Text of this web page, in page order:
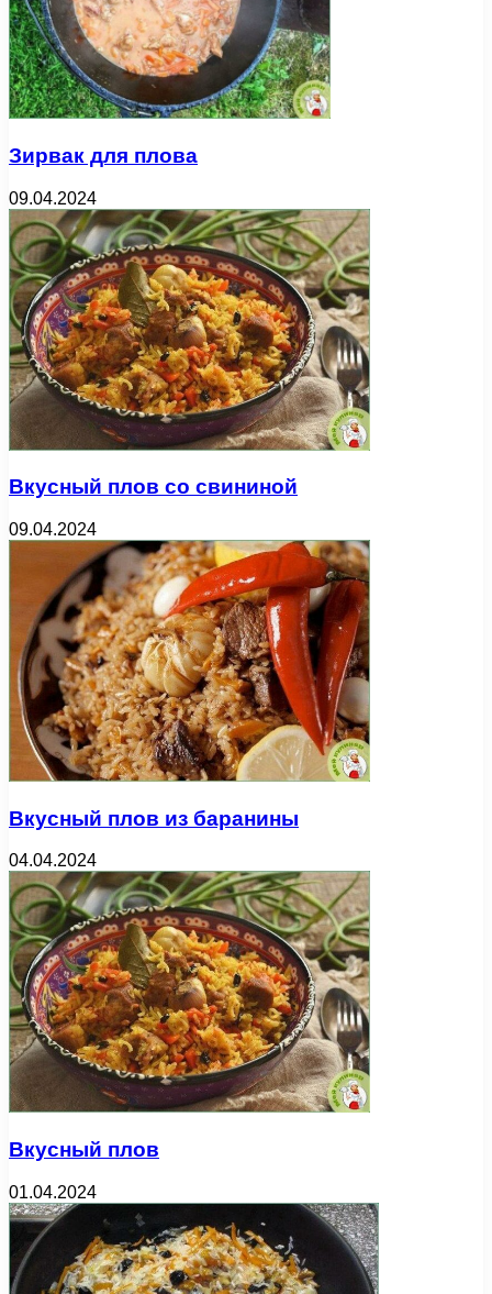
Зирвак для плова
09.04.2024
Вкусный плов со свининой
09.04.2024
Вкусный плов из баранины
04.04.2024
Вкусный плов
01.04.2024